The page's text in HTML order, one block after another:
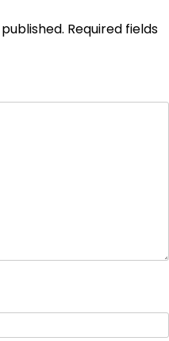
Required fields